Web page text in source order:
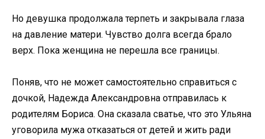
Но девушка продолжала терпеть и закрывала глаза
на давление матери. Чувство долга всегда брало
верх. Пока женщина не перешла все границы.
Поняв, что не может самостоятельно справиться с
дочкой, Надежда Александровна отправилась к
родителям Бориса. Она сказала сватье, что это Ульяна
уговорила мужа отказаться от детей и жить ради